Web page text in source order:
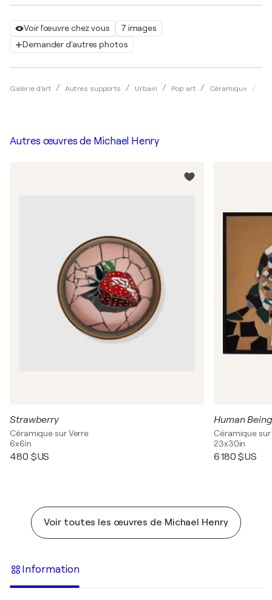
Voir l'œuvre chez vous
7 images
Demander d'autres photos
Galerie d'art Autres supports Urbain Pop art Céramique
Autres œuvres de Michael Henry
Strawberry
Céramique sur Verre
6x6in
480 $US
Human
Céramique sur
23x30in
6 180 $US
Voir toutes les œuvres de Michael Henry
Information